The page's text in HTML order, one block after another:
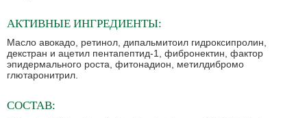
АКТИВНЫЕ ИНГРЕДИЕНТЫ:
Масло авокадо, ретинол, дипальмитоил гидроксипролин,
декстран и ацетил пентапептид-1, фибронектин, фактор
эпидермального роста, фитонадион, метилдибромо
глютаронитрил.
СОСТАВ: